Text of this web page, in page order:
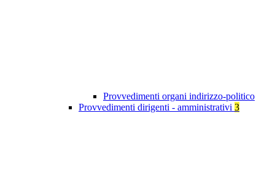
Provvedimenti organi indirizzo-politico
Provvedimenti dirigenti - amministrativi 3